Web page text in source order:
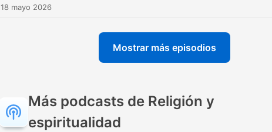
18 mayo 2026
Mostrar más episodios
Más podcasts de Religión y
espiritualidad